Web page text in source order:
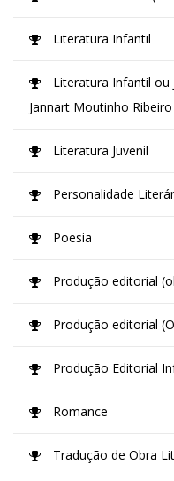
Literatura Infantil
Literatura Infantil ou
Jannart Moutinho Ribeiro
Literatura Juvenil
Personalidade
Poesia
Produção editorial
Produção editorial
Produção Editorial
Romance
Tradução de Obra